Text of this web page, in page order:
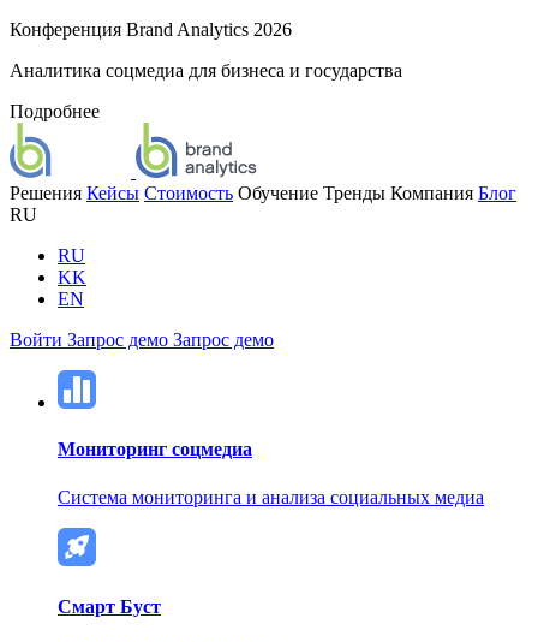
Конференция Brand Analytics 2026
Аналитика соцмедиа для бизнеса и государства
Подробнее
Решения Кейсы Стоимость Обучение Тренды Компания Блог
RU
RU
KK
EN
Войти Запрос демо Запрос демо
Мониторинг соцмедиа
Система мониторинга и анализа социальных медиа
Смарт Буст